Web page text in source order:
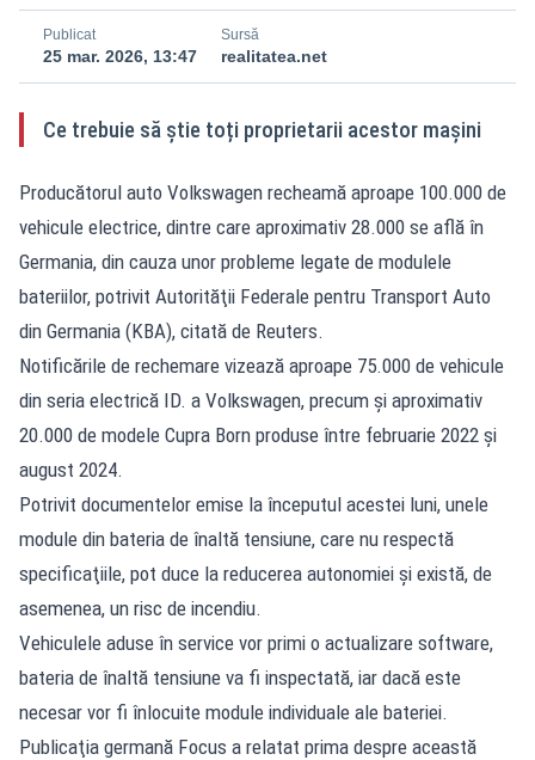
Publicat
25 mar. 2026, 13:47
Sursă
realitatea.net
Ce trebuie să știe toți proprietarii acestor mașini
Producătorul auto Volkswagen recheamă aproape 100.000 de
vehicule electrice, dintre care aproximativ 28.000 se află în
Germania, din cauza unor probleme legate de modulele
bateriilor, potrivit Autorităţii Federale pentru Transport Auto
din Germania (KBA), citată de Reuters.
Notificările de rechemare vizează aproape 75.000 de vehicule
din seria electrică ID. a Volkswagen, precum şi aproximativ
20.000 de modele Cupra Born produse între februarie 2022 şi
august 2024.
Potrivit documentelor emise la începutul acestei luni, unele
module din bateria de înaltă tensiune, care nu respectă
specificaţiile, pot duce la reducerea autonomiei şi există, de
asemenea, un risc de incendiu.
Vehiculele aduse în service vor primi o actualizare software,
bateria de înaltă tensiune va fi inspectată, iar dacă este
necesar vor fi înlocuite module individuale ale bateriei.
Publicaţia germană Focus a relatat prima despre această